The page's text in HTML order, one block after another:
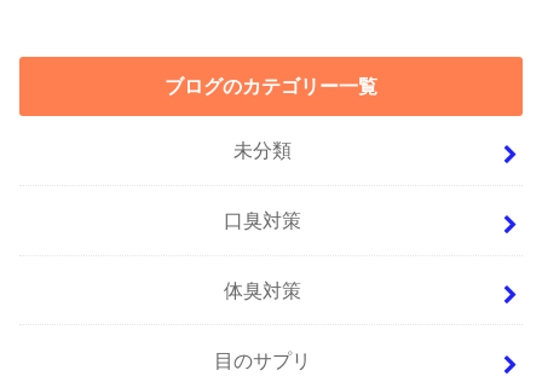
ブログのカテゴリー一覧
未分類
口臭対策
体臭対策
目のサプリ